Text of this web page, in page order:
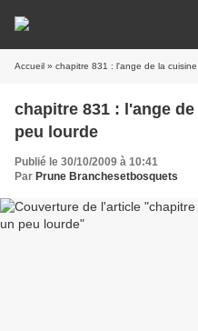
Accueil » chapitre 831 : l'ange de la
chapitre 831 : l'ange
peu lourde
Publié le 30/10/2009 à 10:41
Par Prune Branchesetbosquets